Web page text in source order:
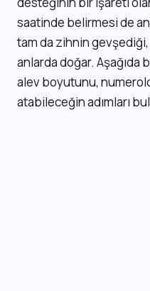
saatinde belirmesi de
tam da zihnin
anlarda doğar. Aşağıda
alev boyutunu,
atabileceğin adımları